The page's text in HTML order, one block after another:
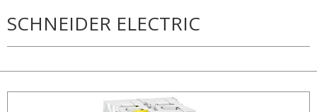
SCHNEIDER ELECTRIC